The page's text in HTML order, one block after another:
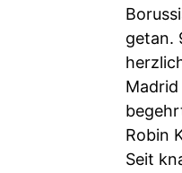
getan.
Robin
Seit